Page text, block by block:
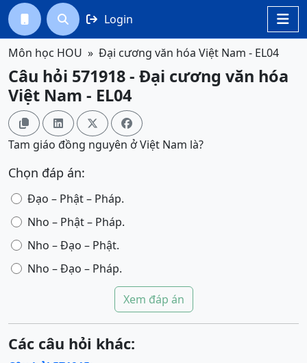

  Login
Môn học HOU Đại cương văn hóa Việt Nam - EL04
Câu hỏi 571918 - Đại cương văn hóa
Việt Nam - EL04
   
Tam giáo đồng nguyên ở Việt Nam là?
Chọn đáp án:
Đạo – Phật – Pháp.
Nho – Phật – Pháp.
Nho – Đạo – Phật.
Nho – Đạo – Pháp.
Xem đáp án
Các câu hỏi khác: